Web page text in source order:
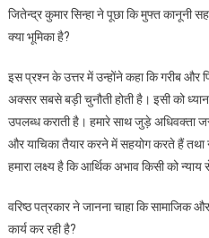
जितेन्द्र कुमार सिन्हा ने पूछा कि मुफ्त कानूनी
क्या भूमिका है?
इस प्रश्न के उत्तर में उन्होंने कहा कि गरीब और
अक्सर सबसे बड़ी चुनौती होती है। इसी को
उपलब्ध कराती है। हमारे साथ जुड़े अधिवक्ता
और याचिका तैयार करने में सहयोग करते हैं तथा
हमारा लक्ष्य है कि आर्थिक अभाव किसी को
वरिष्ठ पत्रकार ने जानना चाहा कि सामाजिक
कार्य कर रही है?